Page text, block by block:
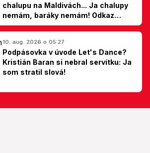
chalupu na Maldivách... Ja chalupy
nemám, baráky nemám! Odkaz
Slovákom
10. aug. 2026 o 05:27
Podpásovka v úvode Let's Dance?
Kristián Baran si nebral servítku: Ja
som stratil slová!